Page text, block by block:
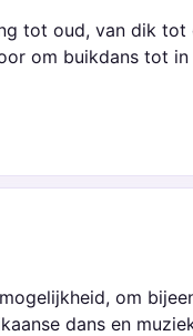
tot oud, van dik tot
om buikdans tot
om
dans en